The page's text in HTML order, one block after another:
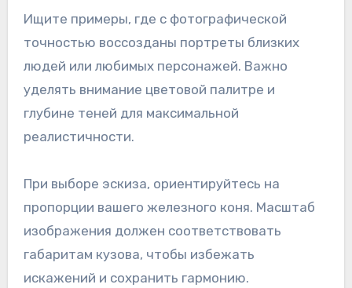
Ищите примеры, где с фотографической
точностью воссозданы портреты близких
людей или любимых персонажей. Важно
уделять внимание цветовой палитре и
глубине теней для максимальной
реалистичности.
При выборе эскиза, ориентируйтесь на
пропорции вашего железного коня. Масштаб
изображения должен соответствовать
габаритам кузова, чтобы избежать
искажений и сохранить гармонию.